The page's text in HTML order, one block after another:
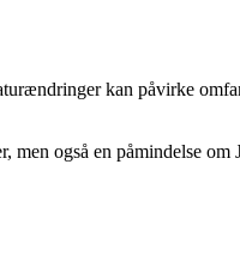
kan påvirke
også en påmindelse om